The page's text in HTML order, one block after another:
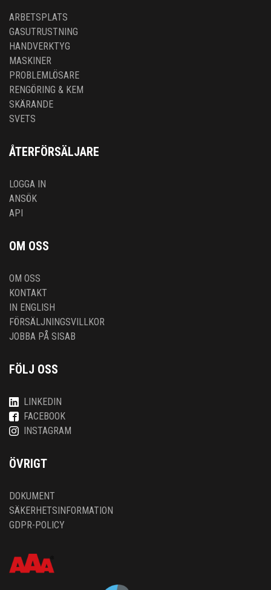
ARBETSPLATS
GASUTRUSTNING
HANDVERKTYG
MASKINER
PROBLEMLÖSARE
RENGÖRING & KEM
SKÄRANDE
SVETS
ÅTERFÖRSÄLJARE
LOGGA IN
ANSÖK
API
OM OSS
OM OSS
KONTAKT
IN ENGLISH
FÖRSÄLJNINGSVILLKOR
JOBBA PÅ SISAB
FÖLJ OSS
LINKEDIN
FACEBOOK
INSTAGRAM
ÖVRIGT
DOKUMENT
SÄKERHETSINFORMATION
GDPR-POLICY